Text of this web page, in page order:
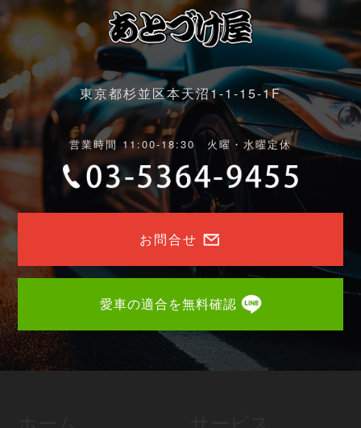
東京都杉並区本天沼1-1-15-1F
営業時間 11:00-18:30 火曜・水曜定休
お問合せ
愛車の適合を無料確認